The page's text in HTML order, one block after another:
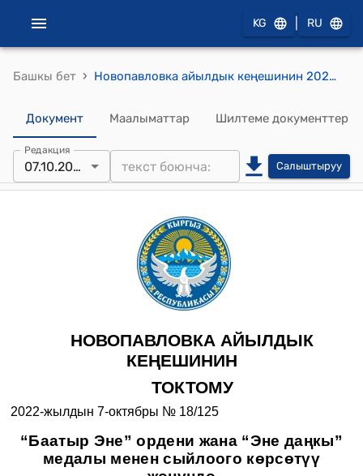
KG RU
Башкы бет › Новопавловка айылдык кеңешинин 2022-жылдын 7-октябры № 18/125 "“Баатыр Эне” ордени жана “Эне даңкы” медалы менен сыйлоого көрсөтүү жөнүндө" токтому
Документ Маалыматтар Шилтеме документтер
Редакция
07.10.2022 Салыштыруу